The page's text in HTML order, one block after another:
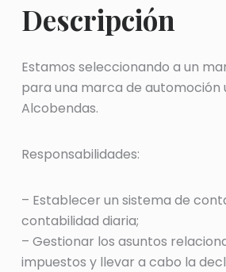
o
Descripción
Estamos seleccionando a un
para una marca de automoción
Alcobendas.
Responsabilidades:
– Establecer un sistema de
contabilidad diaria;
– Gestionar los asuntos
impuestos y llevar a cabo la